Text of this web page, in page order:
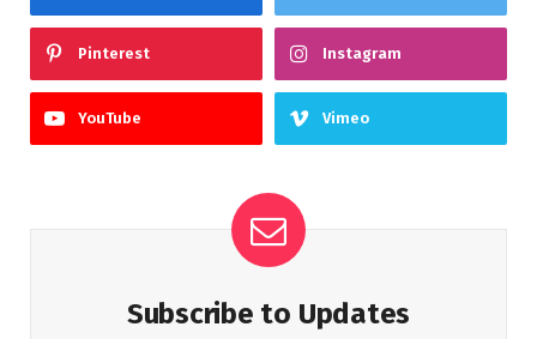
Pinterest Instagram
YouTube Vimeo
Subscribe to Updates